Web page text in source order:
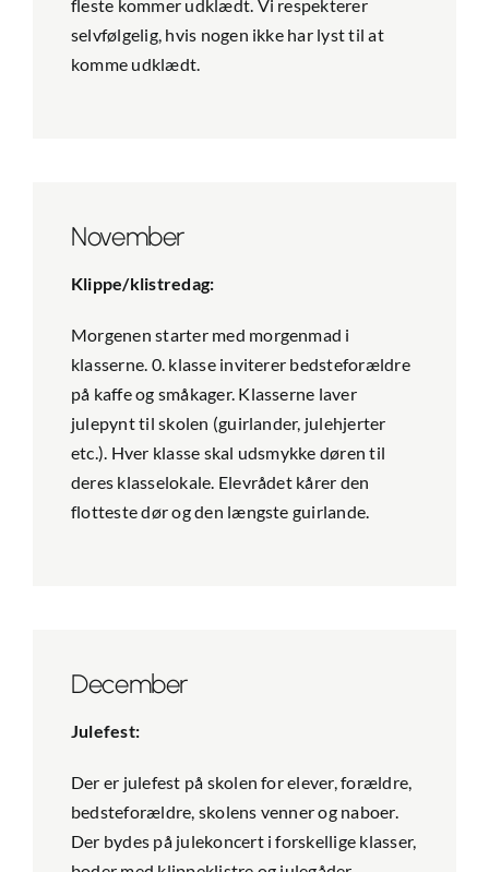
fleste kommer udklædt. Vi respekterer
selvfølgelig, hvis nogen ikke har lyst til at
komme udklædt.
November
Klippe/klistredag:
Morgenen starter med morgenmad i
klasserne. 0. klasse inviterer bedsteforældre
på kaffe og småkager. Klasserne laver
julepynt til skolen (guirlander, julehjerter
etc.). Hver klasse skal udsmykke døren til
deres klasselokale. Elevrådet kårer den
flotteste dør og den længste guirlande.
December
Julefest:
Der er julefest på skolen for elever, forældre,
bedsteforældre, skolens venner og naboer.
Der bydes på julekoncert i forskellige klasser,